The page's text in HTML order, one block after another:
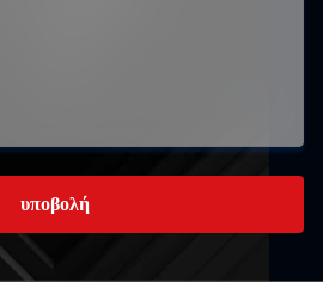
υποβολή